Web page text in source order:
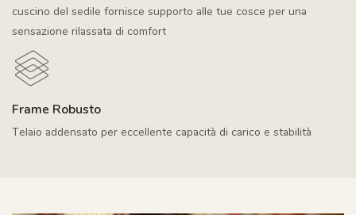
cuscino del sedile fornisce supporto alle tue cosce per una
sensazione rilassata di comfort
Frame Robusto
Telaio addensato per eccellente capacità di carico e stabilità